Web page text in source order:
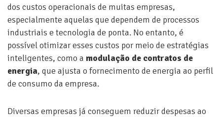
dos custos operacionais de muitas empresas,
especialmente aquelas que dependem de processos
industriais e tecnologia de ponta. No entanto, é
possível otimizar esses custos por meio de estratégias
inteligentes, como a modulação de contratos de
energia, que ajusta o fornecimento de energia ao perfil
de consumo da empresa.
Diversas empresas já conseguem reduzir despesas ao